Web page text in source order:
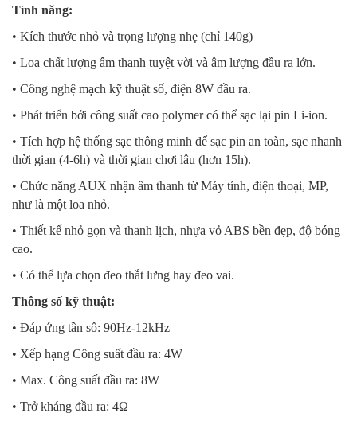
Tính năng:
• Kích thước nhỏ và trọng lượng nhẹ (chỉ 140g)
• Loa chất lượng âm thanh tuyệt vời và âm lượng đầu ra lớn.
• Công nghệ mạch kỹ thuật số, điện 8W đầu ra.
• Phát triển bởi công suất cao polymer có thể sạc lại pin Li-ion.
• Tích hợp hệ thống sạc thông minh để sạc pin an toàn, sạc nhanh
thời gian (4-6h) và thời gian chơi lâu (hơn 15h).
• Chức năng AUX nhận âm thanh từ Máy tính, điện thoại, MP,
như là một loa nhỏ.
• Thiết kế nhỏ gọn và thanh lịch, nhựa vỏ ABS bền đẹp, độ bóng
cao.
• Có thể lựa chọn đeo thắt lưng hay đeo vai.
Thông số kỹ thuật:
• Đáp ứng tần số: 90Hz-12kHz
• Xếp hạng Công suất đầu ra: 4W
• Max. Công suất đầu ra: 8W
• Trở kháng đầu ra: 4Ω